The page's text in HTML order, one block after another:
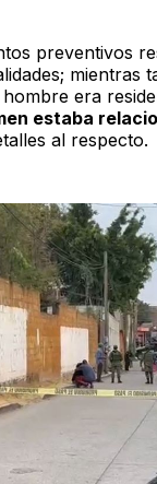
preventivos
mientras
era
estaba
al respecto.